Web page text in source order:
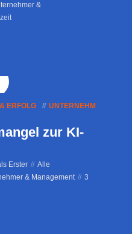
&
ERFOLG
UNTERNEHM
zur KI-
Erster
Alle
& Management
3